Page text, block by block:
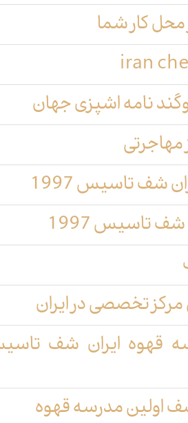
کار شما
نامه اشپزی جهان
مهاجرتی
شف تاسیس 1997
تاسیس 1997
تخصصی در ایران
قهوه ایران شف
اولین مدرسه قهوه